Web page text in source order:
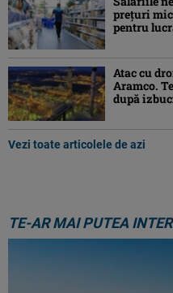
prețuri
pentru
Atac cu
Aramco.
după
Vezi toate articolele de azi
TE-AR MAI PUTEA